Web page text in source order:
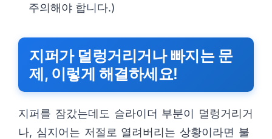
주의해야 합니다.)
지퍼가 덜렁거리거나 빠지는 문
제, 이렇게 해결하세요!
지퍼를 잠갔는데도 슬라이더 부분이 덜렁거리거
나, 심지어는 저절로 열려버리는 상황이라면 불